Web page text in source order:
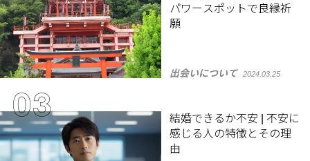
パワースポットで良縁祈
願
出会いについて 2024.03.25
結婚できるか不安 | 不安に
感じる人の特徴とその理
由